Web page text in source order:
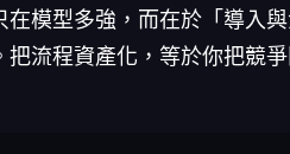
在模型多強，而在於「導入
把流程資產化，等於你把競